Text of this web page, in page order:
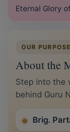
Eternal Glory
OUR PURPOSE
About the
Step into the
behind Guru
Brig.